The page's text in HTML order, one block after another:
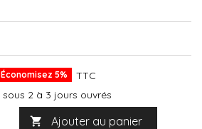
Économisez 5%
TTC
2 à 3 jours ouvrés
 Ajouter au panier